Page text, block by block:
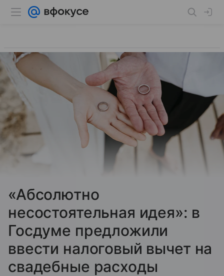
«Абсолютно
несостоятельная идея»: в
Госдуме предложили
ввести налоговый вычет на
свадебные расходы